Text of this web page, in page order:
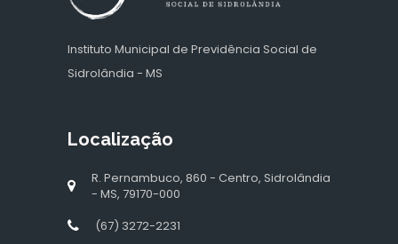
Instituto Municipal de Previdência Social de
Sidrolândia - MS
Localização
R. Pernambuco, 860 - Centro, Sidrolândia
- MS, 79170-000
(67) 3272-2231